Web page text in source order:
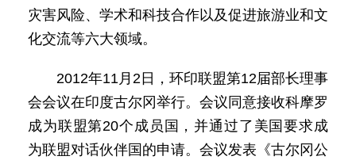
灾害风险、学术和科技合作以及促进旅游业和文
化交流等六大领域。
2012年11月2日，环印联盟第12届部长理事
会会议在印度古尔冈举行。会议同意接收科摩罗
成为联盟第20个成员国，并通过了美国要求成
为联盟对话伙伴国的申请。会议发表《古尔冈公